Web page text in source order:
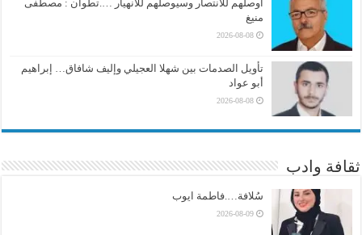
أوصلهم للانتصار وسيوصلهم للانهيار ….تطوان : مصطفى
منيغ
2026-08-08
تأويل الصدمات بين شهلا العجيلي وإليف شافاق… إبراهيم
أبو عواد
2026-08-08
ثقافة وادب
سُلافة….فاطمة ايوب
2026-08-09